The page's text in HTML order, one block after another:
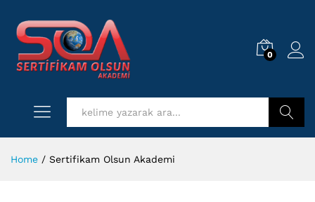
0
Home / Sertifikam Olsun Akademi